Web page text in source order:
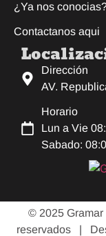
¿Ya nos
Contactanos aqui
Dirección
AV.
Horario
Lun a Vie
Sabado:
© 2025 Gramar
reservados |